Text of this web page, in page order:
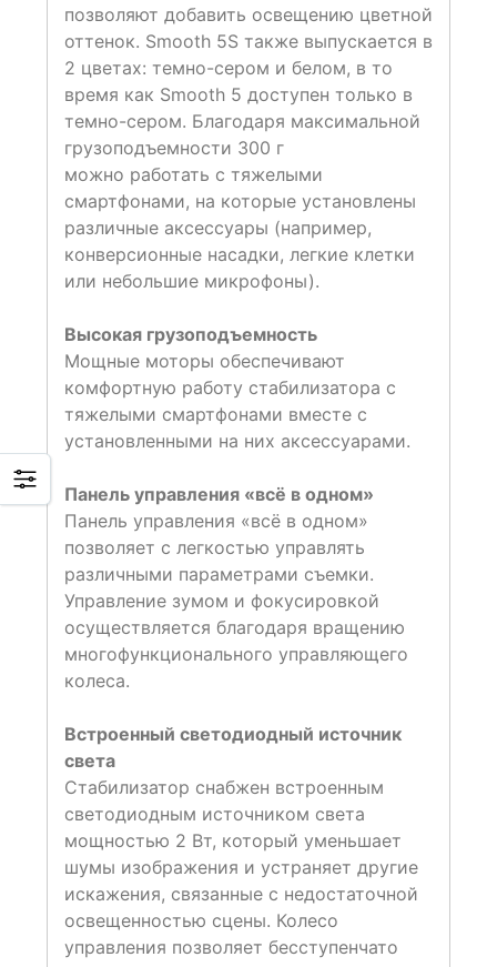
позволяют добавить освещению цветной
оттенок. Smooth 5S также выпускается в
2 цветах: темно-сером и белом, в то
время как Smooth 5 доступен только в
темно-сером. Благодаря максимальной
грузоподъемности 300 г
можно работать с тяжелыми
смартфонами, на которые установлены
различные аксессуары (например,
конверсионные насадки, легкие клетки
или небольшие микрофоны).
Высокая грузоподъемность
Мощные моторы обеспечивают
комфортную работу стабилизатора с
тяжелыми смартфонами вместе с
установленными на них аксессуарами.
Панель управления «всё в одном»
Панель управления «всё в одном»
позволяет с легкостью управлять
различными параметрами съемки.
Управление зумом и фокусировкой
осуществляется благодаря вращению
многофункционального управляющего
колеса.
Встроенный светодиодный источник
света
Стабилизатор снабжен встроенным
светодиодным источником света
мощностью 2 Вт, который уменьшает
шумы изображения и устраняет другие
искажения, связанные с недостаточной
освещенностью сцены. Колесо
управления позволяет бесступенчато